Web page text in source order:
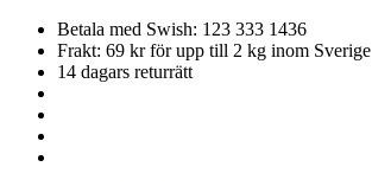
Betala med Swish: 123 333 1436
Frakt: 69 kr för upp till 2 kg inom Sverige
14 dagars returrätt